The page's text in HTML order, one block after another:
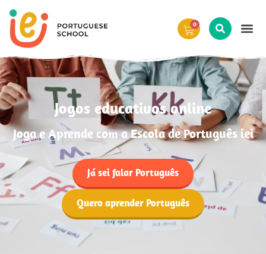
0
Jogos educativos online
Joga e Aprende com a Escola de Português iei
Já sei falar Português
Quero aprender Português